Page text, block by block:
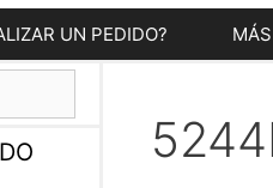
UN PEDIDO?